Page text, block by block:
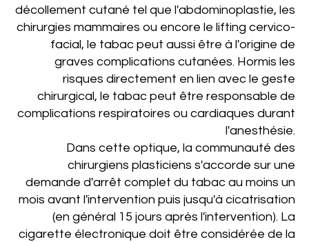
décollement cutané tel que l'abdominoplastie, les
chirurgies mammaires ou encore le lifting cervico-
facial, le tabac peut aussi être à l'origine de
graves complications cutanées. Hormis les
risques direc­tement en lien avec le geste
chirurgical, le tabac peut être responsable de
complications respiratoires ou cardiaques durant
l'anesthésie.
Dans cette optique, la communauté des
chirurgiens plasti­ciens s'accorde sur une
demande d'arrêt complet du tabac au moins un
mois avant l'intervention puis jusqu'à cicatrisa­tion
(en général 15 jours après l'intervention). La
cigarette électronique doit être considérée de la